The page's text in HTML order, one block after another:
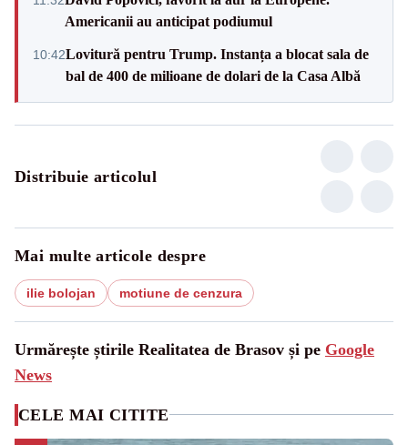
Americanii au anticipat podiumul
10:42Lovitură pentru Trump. Instanța a blocat sala de
bal de 400 de milioane de dolari de la Casa Albă
Distribuie articolul
Mai multe articole despre
ilie bolojan motiune de cenzura
Urmărește știrile Realitatea de Brasov și pe Google
News
CELE MAI CITITE